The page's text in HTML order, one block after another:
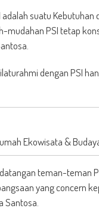
suatu
mudahan PSI tetap
dengan PSI
Ekowisata &
teman-teman
yang concern
Santosa.